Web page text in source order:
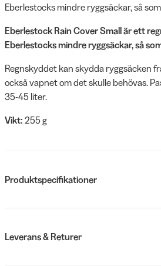
Eberlestocks mindre ryggsäckar, så
Eberlestock Rain Cover Small är ett
Eberlestocks mindre ryggsäckar, så
Regnskyddet kan skydda ryggsäcken
också vapnet om det skulle behövas.
35-45 liter.
Vikt: 255 g
Produktspecifikationer
Leverans & Returer